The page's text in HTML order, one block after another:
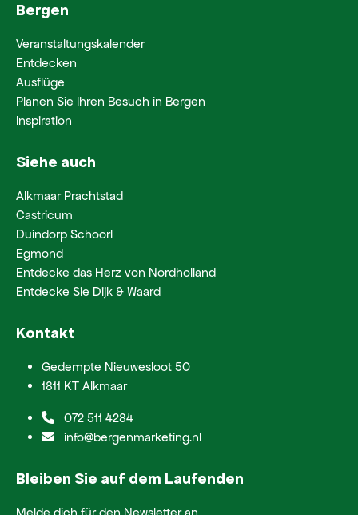
Bergen
Veranstaltungskalender
Entdecken
Ausflüge
Planen Sie Ihren Besuch in Bergen
Inspiration
Siehe auch
Alkmaar Prachtstad
Castricum
Duindorp Schoorl
Egmond
Entdecke das Herz von Nordholland
Entdecke Sie Dijk & Waard
Kontakt
Gedempte Nieuwesloot 50
1811 KT Alkmaar
072 511 4284
info@bergenmarketing.nl
Bleiben Sie auf dem Laufenden